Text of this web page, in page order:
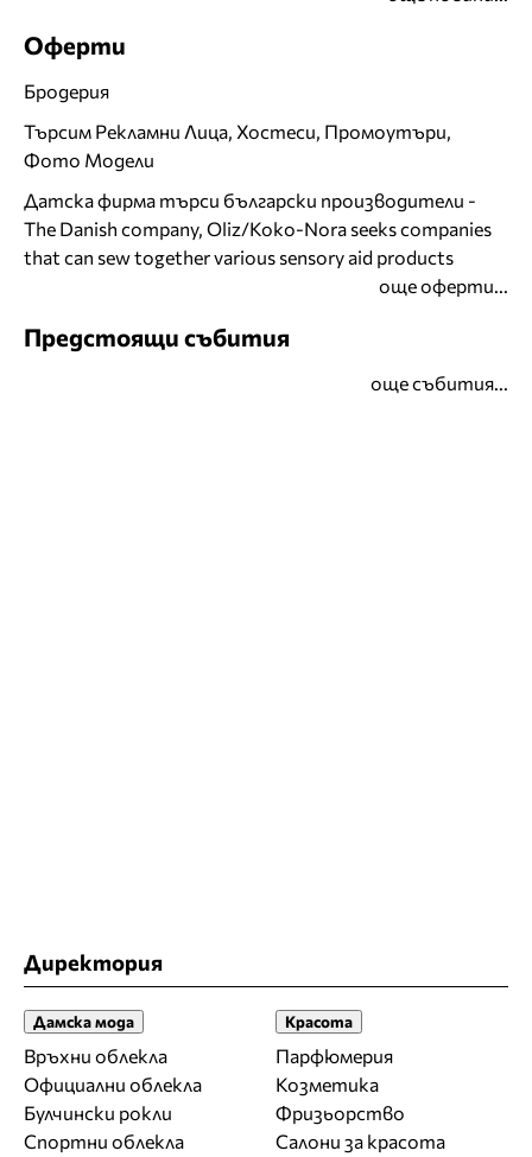
Оферти
Бродерия
Търсим Рекламни Лица, Хостеси, Промоутъри,
Фото Модели
Датска фирма търси български производители -
The Danish company, Oliz/Koko-Nora seeks companies
that can sew together various sensory aid products
още оферти...
Предстоящи събития
още събития...
Директория
Дамска мода
Връхни облекла
Официални облекла
Булчински рокли
Спортни облекла
Красота
Парфюмерия
Козметика
Фризьорство
Салони за красота